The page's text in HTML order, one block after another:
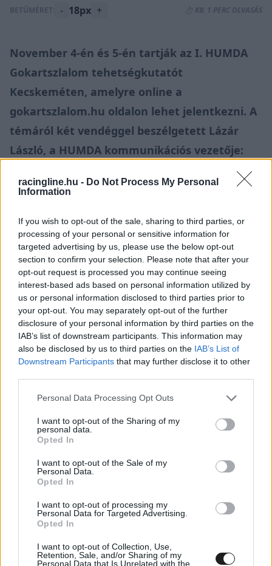
racingline.hu - Do Not Process My Personal
Information
If you wish to opt-out of the sale, sharing to third parties, or
processing of your personal or sensitive information for
targeted advertising by us, please use the below opt-out
section to confirm your selection. Please note that after your
opt-out request is processed you may continue seeing
interest-based ads based on personal information utilized by
us or personal information disclosed to third parties prior to
your opt-out. You may separately opt-out of the further
disclosure of your personal information by third parties on the
IAB’s list of downstream participants. This information may
also be disclosed by us to third parties on the IAB’s List of
Downstream Participants that may further disclose it to other
Please note that this website/app uses one or more Google
not limited to your visit or usage behaviour. You may click to
grant or deny consent to Google and its third-party tags to
use your data for below specified purposes in below Google
consent section.
Personal Data Processing Opt Outs
I want to opt-out of the Sharing of my
personal data.
Opted In
I want to opt-out of the Sale of my
Personal Data.
Opted In
I want to opt-out of processing my
Personal Data for Targeted Advertising.
Opted In
I want to opt-out of Collection, Use,
Retention, Sale, and/or Sharing of my
Personal Data that Is Unrelated with the
BETŰMÉRET: - 18px + ⏱️ KB. 1 PERC OLVASÁS
November 4-én és 5-én tartják az I. HUMDA
Gokartszlalom tehetségkutatót
Kecskeméten, amelyre online a
gokartszlalom.hu oldalon lehet jelentkezni. A
témáról két vendéggel beszélgetett Lázár
László, a HUMDA kommunikációs vezetője:
Academy sportszakmai vezetője, Willisits
csapatvezetője.